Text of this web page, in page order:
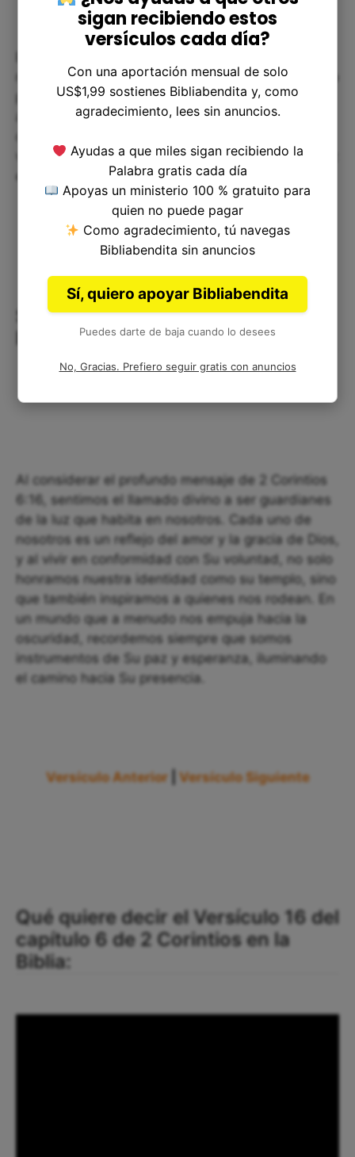
reflexionar sobre nuestra relación con Dios y cómo
podemos vivir en su presencia. Al mantenernos
apartados del pecado y las tentaciones, y
verdaderos templos de su presencia, y ser una luz
en medio de la oscuridad del mundo.
Ser Templos de Su Presencia:
Reflexión Corta
Al considerar el profundo mensaje de 2 Corintios
6:16, sentimos el llamado divino a ser guardianes
de la luz que habita en nosotros. Cada uno de
nosotros es un reflejo del amor y la gracia de Dios,
y al vivir en conformidad con Su voluntad, no solo
honramos nuestra identidad como su templo, sino
que también inspiramos a quienes nos rodean. En
un mundo que a menudo nos empuja hacia la
oscuridad, recordemos siempre que somos
instrumentos de Su paz y esperanza, iluminando
el camino hacia Su presencia.
Versículo Anterior Versículo Siguiente
Qué quiere decir el Versículo 16 del
capítulo 6 de 2 Corintios en la
Biblia:
sigan recibiendo estos
versículos cada día?
Con una aportación mensual de solo
US$1,99 sostienes Bibliabendita y, como
agradecimiento, lees sin anuncios.
Ayudas a que miles sigan recibiendo la
Palabra gratis cada día
Apoyas un ministerio 100 % gratuito para
quien no puede pagar
Como agradecimiento, tú navegas
Bibliabendita sin anuncios
Sí, quiero apoyar Bibliabendita
Puedes darte de baja cuando lo desees
No, Gracias. Prefiero seguir gratis con anuncios